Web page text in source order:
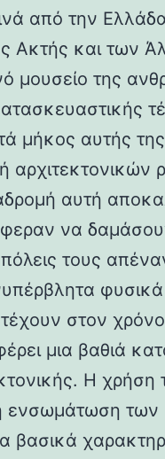
από την
Ακτής και των
μουσείο της
μήκος αυτής
αρχιτεκτονικών
αυτή
να
τους
φυσικά
στον
μια βαθιά
Η χρήση
ενσωμάτωση των